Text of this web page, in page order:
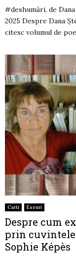
#deshumări, de
2025 Despre Dana
citesc volumul de
Carti Eseuri
Despre cum
prin cuvintele
Sophie Képès